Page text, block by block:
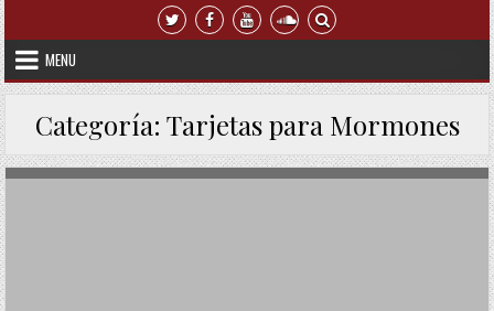
Skip to content
MENU
Categoría: Tarjetas para Mormones